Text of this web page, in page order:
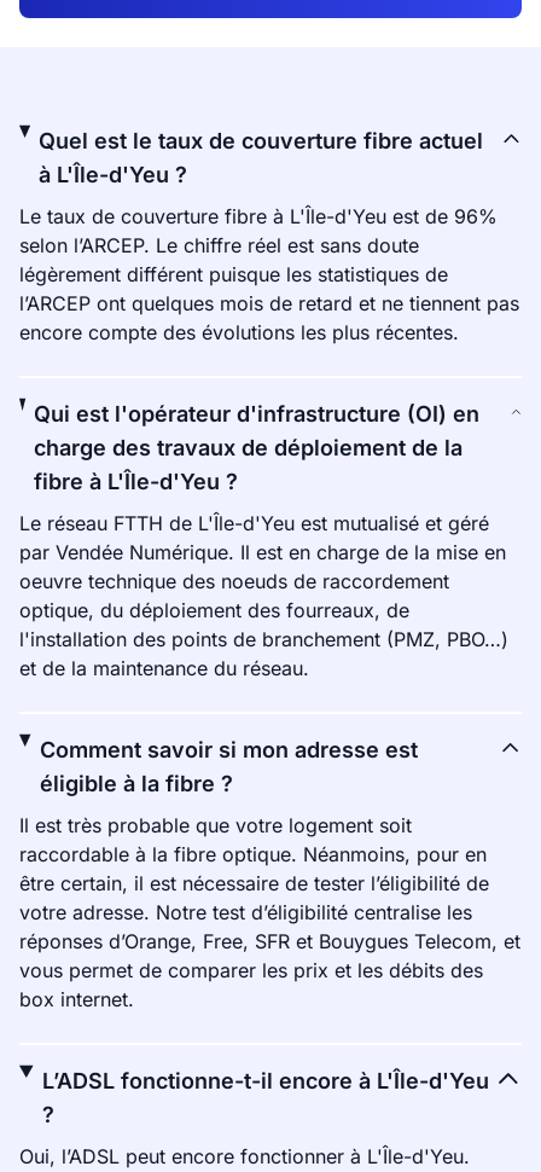
Quel est le taux de couverture fibre actuel
à L'Île-d'Yeu ?
Le taux de couverture fibre à L'Île-d'Yeu est de 96%
selon l’ARCEP. Le chiffre réel est sans doute
légèrement différent puisque les statistiques de
l’ARCEP ont quelques mois de retard et ne tiennent pas
encore compte des évolutions les plus récentes.
Qui est l'opérateur d'infrastructure (OI) en
charge des travaux de déploiement de la
fibre à L'Île-d'Yeu ?
Le réseau FTTH de L'Île-d'Yeu est mutualisé et géré
par Vendée Numérique. Il est en charge de la mise en
oeuvre technique des noeuds de raccordement
optique, du déploiement des fourreaux, de
l'installation des points de branchement (PMZ, PBO…)
et de la maintenance du réseau.
Comment savoir si mon adresse est
éligible à la fibre ?
Il est très probable que votre logement soit
raccordable à la fibre optique. Néanmoins, pour en
être certain, il est nécessaire de tester l’éligibilité de
votre adresse. Notre test d’éligibilité centralise les
réponses d’Orange, Free, SFR et Bouygues Telecom, et
vous permet de comparer les prix et les débits des
box internet.
L’ADSL fonctionne-t-il encore à L'Île-d'Yeu
?
Oui, l’ADSL peut encore fonctionner à L'Île-d'Yeu.